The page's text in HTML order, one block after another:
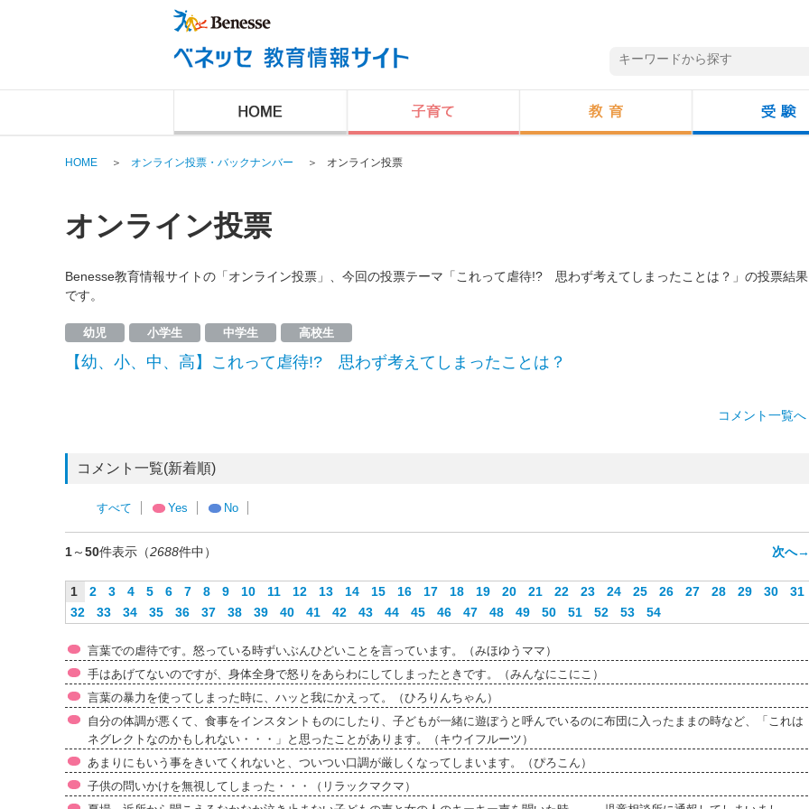
HOME ＞ オンライン投票・バックナンバー ＞ オンライン投票
オンライン投票
Benesse教育情報サイトの「オンライン投票」、今回の投票テーマ「これって虐待!? 思わず考えてしまったことは？」の投票結果
です。
幼児 小学生 中学生 高校生
【幼、小、中、高】これって虐待!? 思わず考えてしまったことは？
コメント一覧へ
コメント一覧(新着順)
すべて Yes No
1～50件表示（2688件中） 次へ→
1 2 3 4 5 6 7 8 9 10 11 12 13 14 15 16 17 18 19 20 21 22 23 24 25 26 27 28 29 30
31
32
33 34 35 36 37 38 39 40 41 42 43 44 45 46 47 48 49 50 51 52 53 54
言葉での虐待です。怒っている時ずいぶんひどいことを言っています。（みほゆうママ）
手はあげてないのですが、身体全身で怒りをあらわにしてしまったときです。（みんなにこにこ）
言葉の暴力を使ってしまった時に、ハッと我にかえって。（ひろりんちゃん）
自分の体調が悪くて、食事をインスタントものにしたり、子どもが一緒に遊ぼうと呼んでいるのに布団に入ったままの時など、「これは
ネグレクトなのかもしれない・・・」と思ったことがあります。（キウイフルーツ）
あまりにもいう事をきいてくれないと、ついつい口調が厳しくなってしまいます。（ぴろこん）
子供の問いかけを無視してしまった・・・（リラックマクマ）